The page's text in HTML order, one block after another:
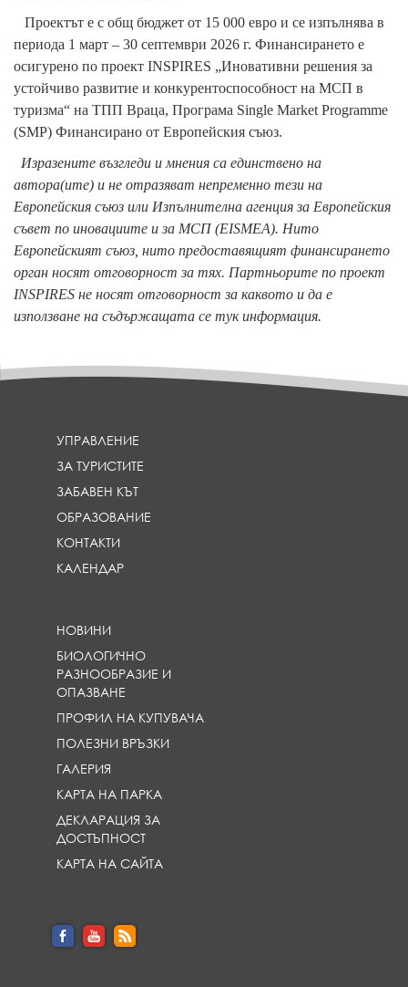
Проектът е с общ бюджет от 15 000 евро и се изпълнява в
периода 1 март – 30 септември 2026 г. Финансирането е
осигурено по проект INSPIRES „Иновативни решения за
устойчиво развитие и конкурентоспособност на МСП в
туризма“ на ТПП Враца, Програма Single Market Programme
(SMP) Финансирано от Европейския съюз.
Изразените възгледи и мнения са единствено на
автора(ите) и не отразяват непременно тези на
Европейския съюз или Изпълнителна агенция за Европейския
съвет по иновациите и за МСП (EISMEA). Нито
Европейският съюз, нито предоставящият финансирането
орган носят отговорност за тях. Партньорите по проект
INSPIRES не носят отговорност за каквото и да е
използване на съдържащата се тук информация.
УПРАВЛЕНИЕ
ЗА ТУРИСТИТЕ
ЗАБАВЕН КЪТ
ОБРАЗОВАНИЕ
КОНТАКТИ
КАЛЕНДАР
НОВИНИ
БИОЛОГИЧНО
РАЗНООБРАЗИЕ И
ОПАЗВАНЕ
ПРОФИЛ НА КУПУВАЧА
ПОЛЕЗНИ ВРЪЗКИ
ГАЛЕРИЯ
КАРТА НА ПАРКА
ДЕКЛАРАЦИЯ ЗА
ДОСТЪПНОСТ
КАРТА НА САЙТА